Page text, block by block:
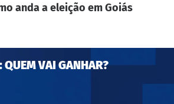
anda a eleição em Goiás
QUEM VAI GANHAR?